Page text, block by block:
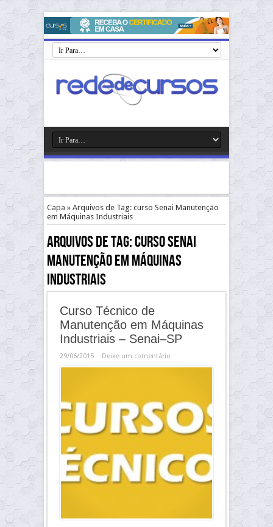
Capa » Arquivos de Tag: curso Senai Manutenção
em Máquinas Industriais
Arquivos de Tag:curso Senai
Manutenção em Máquinas
Industriais
Curso Técnico de
Manutenção em Máquinas
Industriais – Senai–SP
29/06/2015 Deixe um comentário